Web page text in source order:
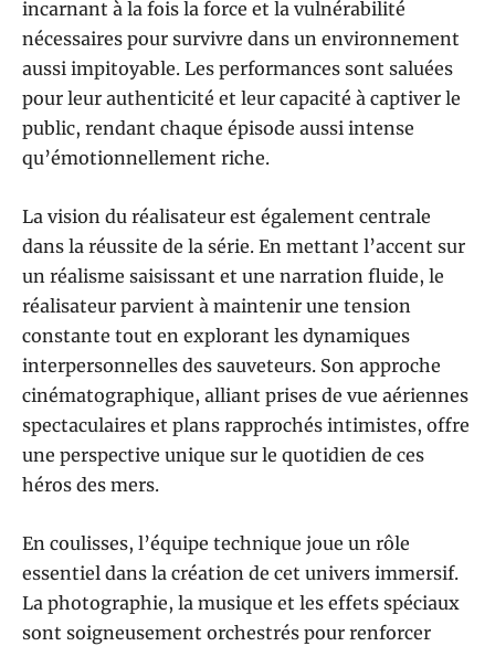
incarnant à la fois la force et la vulnérabilité
nécessaires pour survivre dans un environnement
aussi impitoyable. Les performances sont saluées
pour leur authenticité et leur capacité à captiver le
public, rendant chaque épisode aussi intense
qu’émotionnellement riche.
La vision du réalisateur est également centrale
dans la réussite de la série. En mettant l’accent sur
un réalisme saisissant et une narration fluide, le
réalisateur parvient à maintenir une tension
constante tout en explorant les dynamiques
interpersonnelles des sauveteurs. Son approche
cinématographique, alliant prises de vue aériennes
spectaculaires et plans rapprochés intimistes, offre
une perspective unique sur le quotidien de ces
héros des mers.
En coulisses, l’équipe technique joue un rôle
essentiel dans la création de cet univers immersif.
La photographie, la musique et les effets spéciaux
sont soigneusement orchestrés pour renforcer